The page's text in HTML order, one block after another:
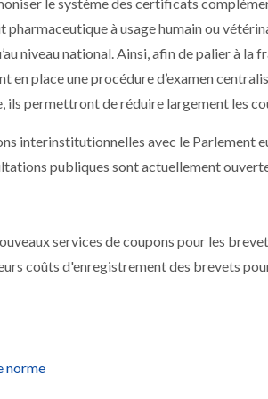
à usage humain ou
niveau national. Ainsi, afin de palier à la
place une procédure d’examen
ils permettront de réduire largement les
interinstitutionnelles avec le Parlement
publiques sont actuellement
services de coupons pour les
coûts d'enregistrement des brevets
norme